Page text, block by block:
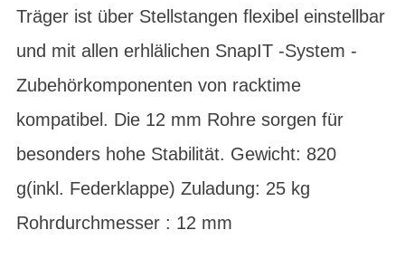
Träger ist über Stellstangen flexibel einstellbar
und mit allen erhlälichen SnapIT -System -
Zubehörkomponenten von racktime
kompatibel. Die 12 mm Rohre sorgen für
besonders hohe Stabilität. Gewicht: 820
g(inkl. Federklappe) Zuladung: 25 kg
Rohrdurchmesser : 12 mm